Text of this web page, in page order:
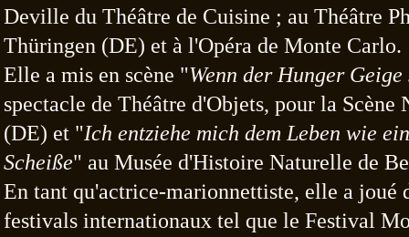
Deville du Théâtre de Cuisine ; au Théâtre
Thüringen (DE) et à l'Opéra de Monte Carlo.
Elle a mis en scène "Wenn der Hunger
spectacle de Théâtre d'Objets, pour la Scène
(DE) et "Ich entziehe mich dem Leben wie
Scheiße" au Musée d'Histoire Naturelle de
En tant qu'actrice-marionnettiste, elle a joué
festivals internationaux tel que le Festival